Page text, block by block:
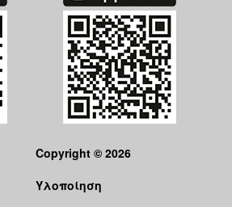
Copyright © 2026
Υλοποίηση